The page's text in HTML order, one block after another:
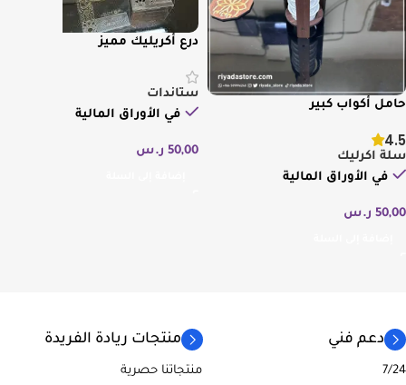
حامل أكواب كبير
4.5
سلة اكرليك
في الأوراق المالية
50,00 ر.س
درع أكريليك مميز
ستاندات
في الأوراق المالية
50,00 ر.س
دعم فني
7/24
منتجات ريادة الفريدة
منتجاتنا حصرية